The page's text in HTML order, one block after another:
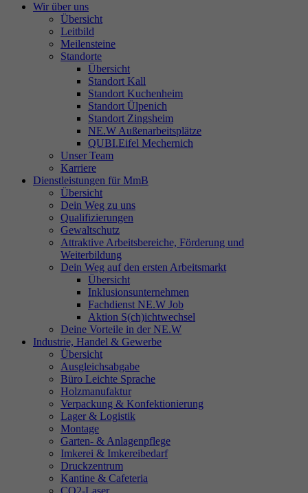
Wir über uns
Übersicht
Leitbild
Meilensteine
Standorte
Übersicht
Standort Kall
Standort Kuchenheim
Standort Ülpenich
Standort Zingsheim
NE.W Außenarbeitsplätze
QUBI.Eifel Mechernich
Unser Team
Karriere
Dienstleistungen für MmB
Übersicht
Dein Weg zu uns
Qualifizierungen
Gewaltschutz
Attraktive Arbeitsbereiche, Förderung und
Weiterbildung
Dein Weg auf den ersten Arbeitsmarkt
Übersicht
Inklusionsunternehmen
Fachdienst NE.W Job
Aktion S(ch)ichtwechsel
Deine Vorteile in der NE.W
Industrie, Handel & Gewerbe
Übersicht
Ausgleichsabgabe
Büro Leichte Sprache
Holzmanufaktur
Verpackung & Konfektionierung
Lager & Logistik
Montage
Garten- & Anlagenpflege
Imkerei & Imkereibedarf
Druckzentrum
Kantine & Cafeteria
CO2-Laser